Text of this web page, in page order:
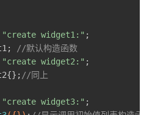
"create widget1:" ;
//默认构造函数
"create widget2:" ;
//同上
"create widget3:" ;